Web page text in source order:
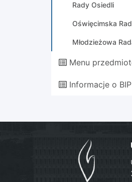
Rady Osiedli
Oświęcimska
Młodzieżowa
Menu
Informacje o BIP